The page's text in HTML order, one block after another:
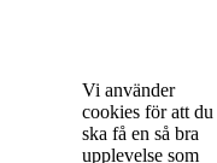
Vi använder
cookies för att du
ska få en så bra
upplevelse som